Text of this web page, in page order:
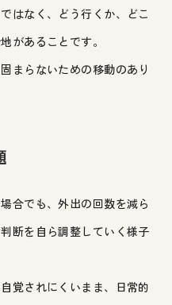
はなく、どう行くか、どこ
があることです。
まらないための移動のあり
合でも、外出の回数を減ら
断を自ら調整していく様子
覚されにくいまま、日常的